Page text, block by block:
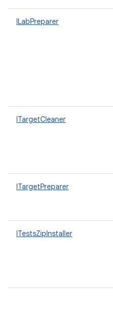
ILabPreparer
ITargetCleaner
ITargetPreparer
ITestsZipInstaller